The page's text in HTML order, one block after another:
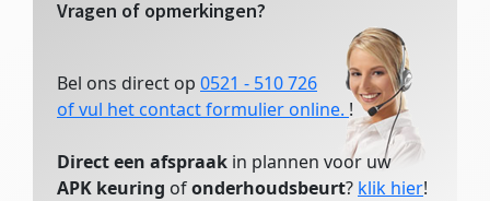
Vragen of opmerkingen?
Bel ons direct op 0521 - 510 726
of vul het contact formulier online. !
Direct een afspraak in plannen voor uw
APK keuring ofonderhoudsbeurt? klik hier!